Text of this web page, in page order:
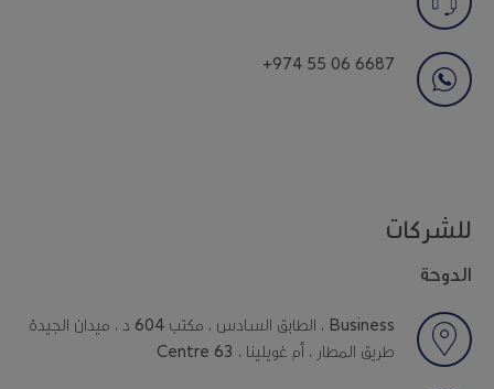
+974 55 06 6687
للشركات
الدوحة
الطابق السادس ، مكتب 604 د ، ميدان الجيدة ، Business
Centre 63 ، طريق المطار ، أم غويلينا